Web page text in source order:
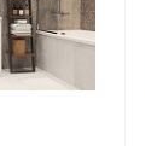
Под заказ